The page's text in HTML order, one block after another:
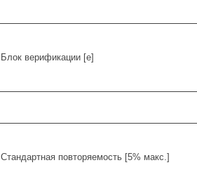
Блок верификации [e]
Стандартная повторяемость [5% макс.]